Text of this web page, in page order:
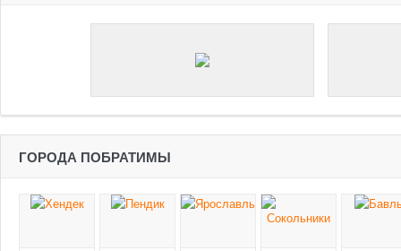
ГОРОДА ПОБРАТИМЫ